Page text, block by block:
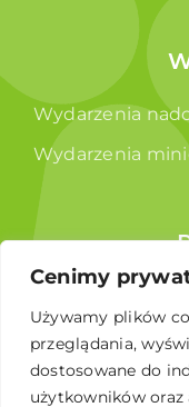
Cenimy
Używamy plików
przeglądania,
dostosowane do
użytkowników
Wydarzenia
Wydarzenia
Raporty
Broszura